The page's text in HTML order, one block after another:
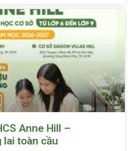
Anne Hill –
lai toàn cầu